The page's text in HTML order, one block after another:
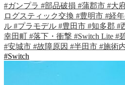
#ガンプラ #部品破損 #蒲郡市 #大
ログスティック交換 #豊明市 #経
ル #プラモデル #豊田市 #知多郡 #
幸田町 #落下・衝撃 #Switch Lite #
#安城市 #故障原因 #半田市 #施術
#Switch